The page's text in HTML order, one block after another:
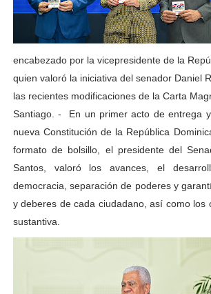
encabezado por la vicepresidente de la
quien valoró la iniciativa del senador Daniel
las recientes modificaciones de la Carta
Santiago. - En un primer acto de entrega
nueva Constitución de la República
formato de bolsillo, el presidente del
Santos, valoró los avances, el
democracia, separación de poderes y
y deberes de cada ciudadano, así como los
sustantiva.